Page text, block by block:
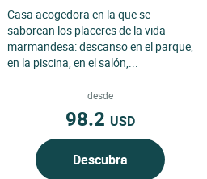
Casa acogedora en la que se
saborean los placeres de la vida
marmandesa: descanso en el parque,
en la piscina, en el salón,...
desde
98.2 USD
Descubra